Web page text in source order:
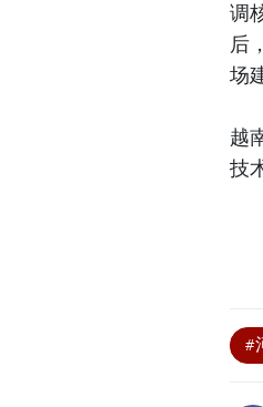
调
后
场
越
技
#